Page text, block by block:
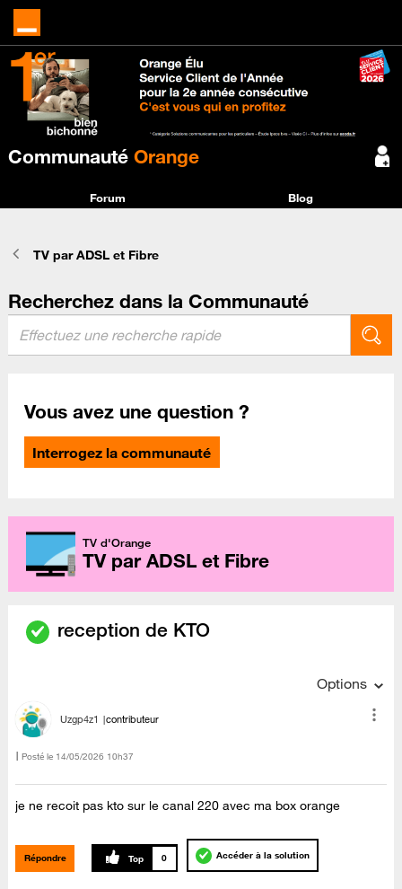
Communauté Orange
Forum Blog
TV par ADSL et Fibre
Recherchez dans la Communauté
Vous avez une question ?
Interrogez la communauté
TV d'Orange
TV par ADSL et Fibre
reception de KTO
Options
Uzgp4z1 contributeur
Posté le ‎14/05/2026 10h37
je ne recoit pas kto sur le canal 220 avec ma box orange
Répondre 0 Accéder à la solution